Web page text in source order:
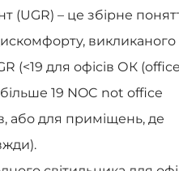
(UGR) – це збірне
викликаного
(<19 для офісів ОК
19 NOC not office
або для приміщень, де